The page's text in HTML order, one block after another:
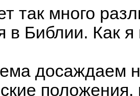
так много
в Библии. Как
досаждаем